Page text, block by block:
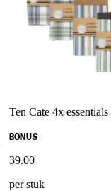
Ten Cate 4x
BONUS
39.00
per stuk